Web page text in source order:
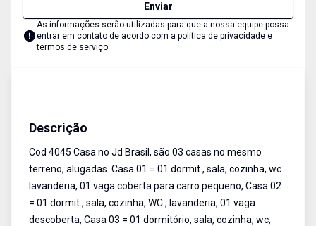
Enviar
As informações serão utilizadas para que a nossa equipe possa
entrar em contato de acordo com a política de privacidade e
termos de serviço
Descrição
Cod 4045 Casa no Jd Brasil, são 03 casas no mesmo
terreno, alugadas. Casa 01 = 01 dormit., sala, cozinha, wc
lavanderia, 01 vaga coberta para carro pequeno, Casa 02
= 01 dormit., sala, cozinha, WC , lavanderia, 01 vaga
descoberta, Casa 03 = 01 dormitório, sala, cozinha, wc,